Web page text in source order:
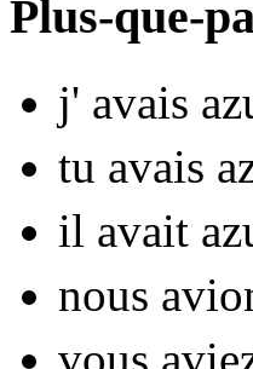
Plus-que-
j' avais
tu avais
il avait
nous
vous